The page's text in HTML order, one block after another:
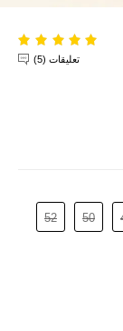
تعليقات (5)
50
52